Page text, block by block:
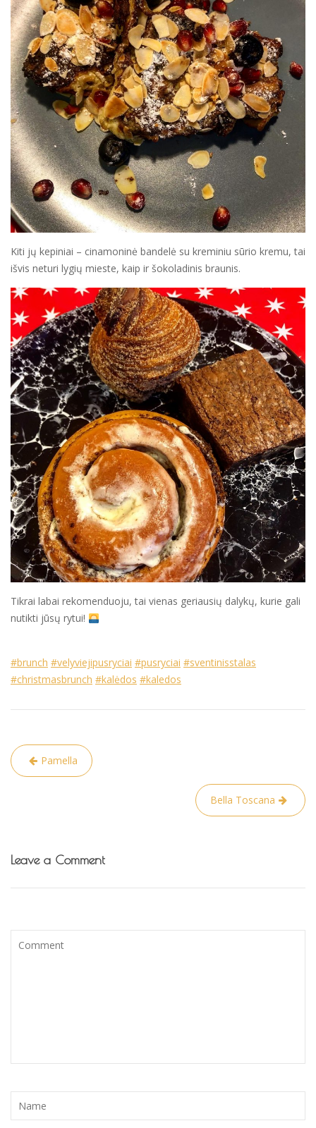
Kiti jų kepiniai – cinamoninė bandelė su kreminiu sūrio kremu, tai
išvis neturi lygių mieste, kaip ir šokoladinis braunis.
Tikrai labai rekomenduoju, tai vienas geriausių dalykų, kurie gali
nutikti jūsų rytui!
#brunch #velyviejipusryciai #pusryciai #sventinisstalas
#christmasbrunch #kalėdos #kaledos
Navigacija
tarp
Pamella
Bella Toscana
Leave a Comment